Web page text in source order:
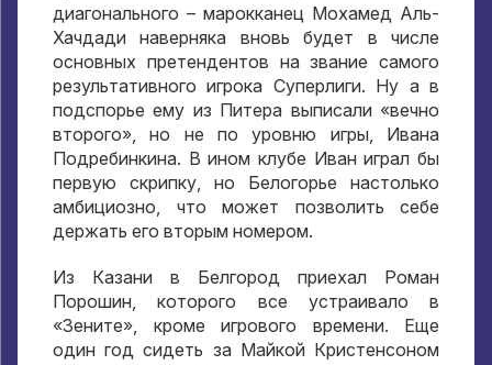
диагонального – марокканец Мохамед Аль-
Хачдади наверняка вновь будет в числе
основных претендентов на звание самого
результативного игрока Суперлиги. Ну а в
подспорье ему из Питера выписали «вечно
второго», но не по уровню игры, Ивана
Подребинкина. В ином клубе Иван играл бы
первую скрипку, но Белогорье настолько
амбициозно, что может позволить себе
держать его вторым номером.
Из Казани в Белгород приехал Роман
Порошин, которого все устраивало в
«Зените», кроме игрового времени. Еще
один год сидеть за Майкой Кристенсоном